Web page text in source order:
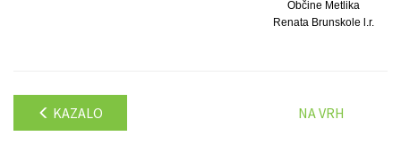
Občine Metlika
Renata Brunskole l.r.
KAZALO NA VRH